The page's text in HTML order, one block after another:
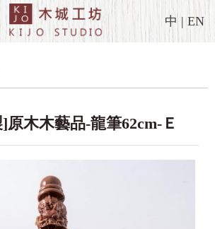
中 |EN
原木木藝品-龍筆62cm-Ｅ